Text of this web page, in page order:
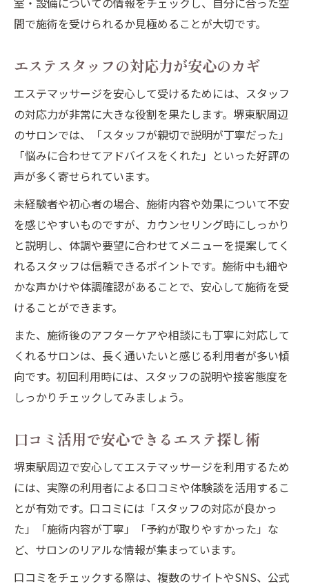
間で施術を受けられるか見極めることが大切です。
エステスタッフの対応力が安心のカギ
エステマッサージを安心して受けるためには、スタッフ
の対応力が非常に大きな役割を果たします。堺東駅周辺
のサロンでは、「スタッフが親切で説明が丁寧だった」
「悩みに合わせてアドバイスをくれた」といった好評の
声が多く寄せられています。
未経験者や初心者の場合、施術内容や効果について不安
を感じやすいものですが、カウンセリング時にしっかり
と説明し、体調や要望に合わせてメニューを提案してく
れるスタッフは信頼できるポイントです。施術中も細や
かな声かけや体調確認があることで、安心して施術を受
けることができます。
また、施術後のアフターケアや相談にも丁寧に対応して
くれるサロンは、長く通いたいと感じる利用者が多い傾
向です。初回利用時には、スタッフの説明や接客態度を
しっかりチェックしてみましょう。
口コミ活用で安心できるエステ探し術
堺東駅周辺で安心してエステマッサージを利用するため
には、実際の利用者による口コミや体験談を活用するこ
とが有効です。口コミには「スタッフの対応が良かっ
た」「施術内容が丁寧」「予約が取りやすかった」な
ど、サロンのリアルな情報が集まっています。
口コミをチェックする際は、複数のサイトやSNS、公式